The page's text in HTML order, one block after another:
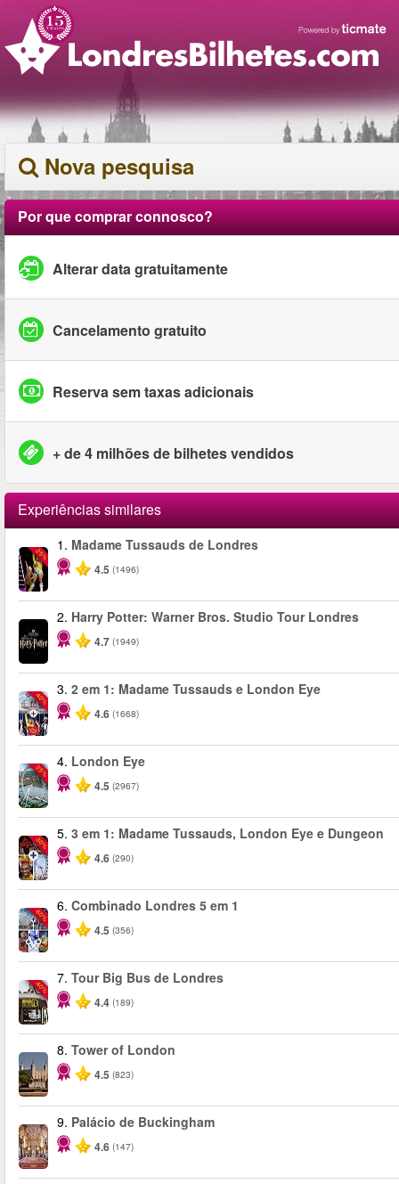
Nova pesquisa
Por que comprar connosco?
Alterar data gratuitamente
Cancelamento gratuito
Reserva sem taxas adicionais
+ de 4 milhões de bilhetes vendidos
Experiências similares
-25%
1. Madame Tussauds de Londres
4.5 (1496)
2. Harry Potter: Warner Bros. Studio Tour Londres
4.7 (1949)
-40%
3. 2 em 1: Madame Tussauds e London Eye
4.6 (1668)
-25%
4. London Eye
4.5 (2967)
-30%
5. 3 em 1: Madame Tussauds, London Eye e Dungeon
4.6 (290)
-60%
6. Combinado Londres 5 em 1
4.5 (356)
-40%
7. Tour Big Bus de Londres
4.4 (189)
8. Tower of London
4.5 (823)
9. Palácio de Buckingham
4.6 (147)